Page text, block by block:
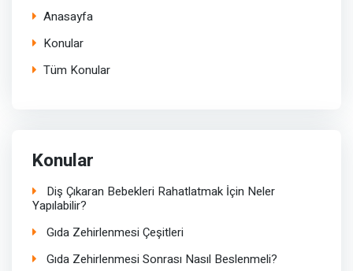
Anasayfa
Konular
Tüm Konular
Konular
Diş Çıkaran Bebekleri Rahatlatmak İçin Neler
Yapılabilir?
Gıda Zehirlenmesi Çeşitleri
Gıda Zehirlenmesi Sonrası Nasıl Beslenmeli?